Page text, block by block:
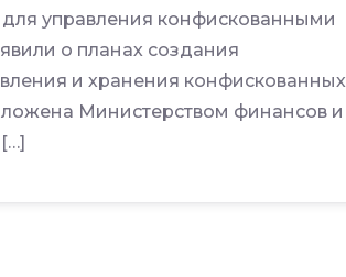
управления конфискованными
о планах создания
и хранения конфискованных
Министерством финансов и